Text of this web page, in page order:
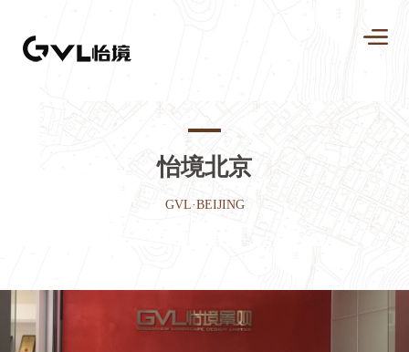
怡境北京
GVL·BEIJING